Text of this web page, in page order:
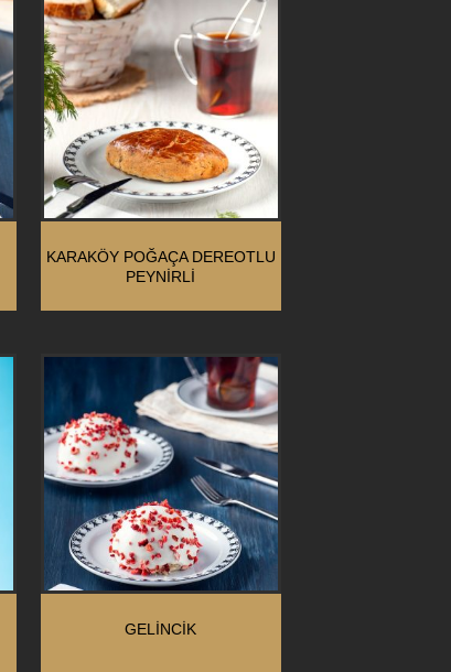
KARAKÖY POĞAÇA DEREOTLU
PEYNIRLI
GELINCIK